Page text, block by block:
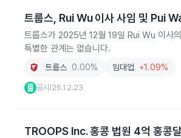
트룹스, Rui Wu 이사 사임 및 Pui
트룹스가 2025년 12월 19일 Rui Wu 이사
특별한 관계는 없습니다.
트룹스 0.00% 임대업 +1.09%
공시 25.12.23
TROOPS Inc. 홍콩 법원 4억 홍콩